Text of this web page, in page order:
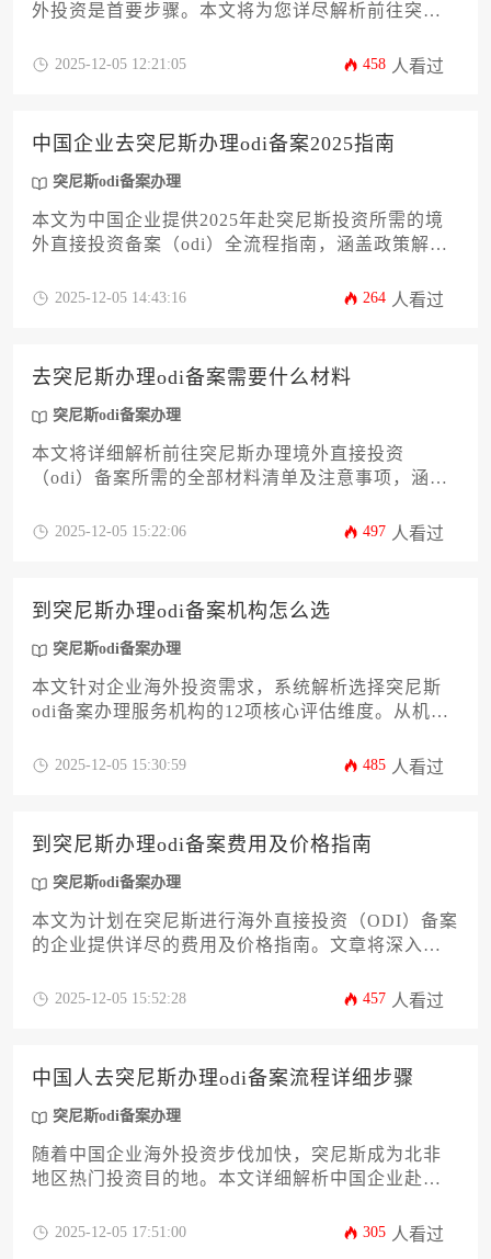
外投资是首要步骤。本文将为您详尽解析前往突尼
将系统性地介绍从前期材料准备、境内审批部门沟
中，突尼斯odi备案办理的每一个环节都将被深入剖
析，帮助企业规避常见风险，确保海外投资之旅顺
畅无阻。
2025-12-05 12:21:05 458 人看过
中国企业去突尼斯办理odi备案2025指南
突尼斯odi备案办理
本文为中国企业提供2025年赴突尼斯投资所需的境
外直接投资备案（odi）全流程指南，涵盖政策解
文章将系统解析突尼斯市场准入规则与跨境资金流
2025-12-05 14:43:16 264 人看过
去突尼斯办理odi备案需要什么材料
突尼斯odi备案办理
本文将详细解析前往突尼斯办理境外直接投资
（odi）备案所需的全部材料清单及注意事项，涵盖
性报告等12项核心材料要求，助力企业高效完成跨
案。
2025-12-05 15:22:06 497 人看过
到突尼斯办理odi备案机构怎么选
突尼斯odi备案办理
本文针对企业海外投资需求，系统解析选择突尼斯
odi备案办理服务机构的12项核心评估维度。从机构
系，为企业主提供实操性决策框架，助力降低合规
2025-12-05 15:30:59 485 人看过
到突尼斯办理odi备案费用及价格指南
突尼斯odi备案办理
本文为计划在突尼斯进行海外直接投资（ODI）备案
的企业提供详尽的费用及价格指南。文章将深入解
费、专业服务费、资金跨境成本等，并分析影响总
智的决策和充分的财务准备。
2025-12-05 15:52:28 457 人看过
中国人去突尼斯办理odi备案流程详细步骤
突尼斯odi备案办理
随着中国企业海外投资步伐加快，突尼斯成为北非
地区热门投资目的地。本文详细解析中国企业赴突
备、部门审批及外汇登记等关键环节，为企业家提
2025-12-05 17:51:00 305 人看过